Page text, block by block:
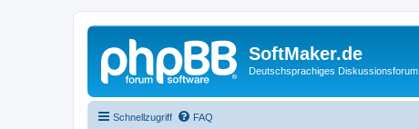
SoftMaker.de
Deutschsprachiges Diskussionsforum
Schnellzugriff FAQ